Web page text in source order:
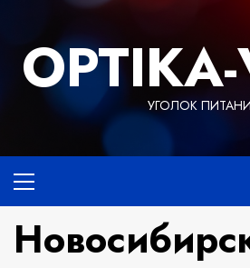
содержимому
УГОЛОК
меню